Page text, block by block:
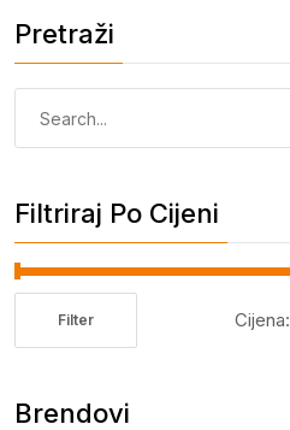
Pretraži
Filtriraj Po Cijeni
Filter Cijena:
Brendovi